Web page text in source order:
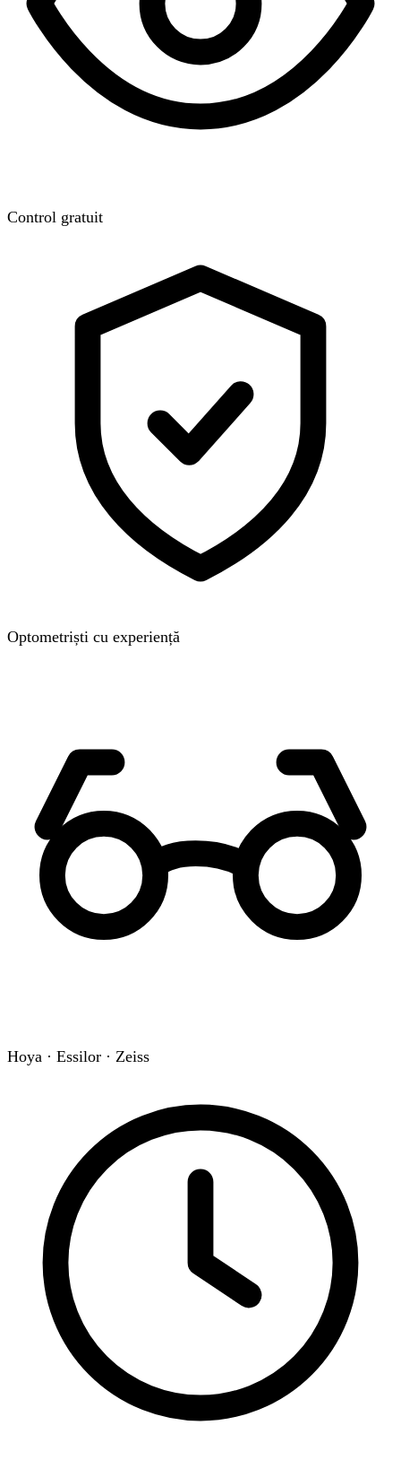
Control gratuit
Optometriști cu experiență
Hoya · Essilor · Zeiss